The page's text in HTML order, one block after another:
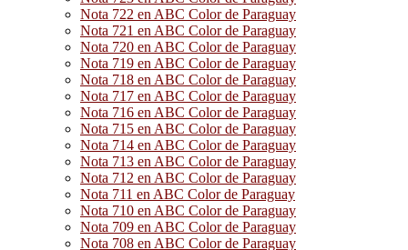
Nota 722 en ABC Color de Paraguay
Nota 721 en ABC Color de Paraguay
Nota 720 en ABC Color de Paraguay
Nota 719 en ABC Color de Paraguay
Nota 718 en ABC Color de Paraguay
Nota 717 en ABC Color de Paraguay
Nota 716 en ABC Color de Paraguay
Nota 715 en ABC Color de Paraguay
Nota 714 en ABC Color de Paraguay
Nota 713 en ABC Color de Paraguay
Nota 712 en ABC Color de Paraguay
Nota 711 en ABC Color de Paraguay
Nota 710 en ABC Color de Paraguay
Nota 709 en ABC Color de Paraguay
Nota 708 en ABC Color de Paraguay